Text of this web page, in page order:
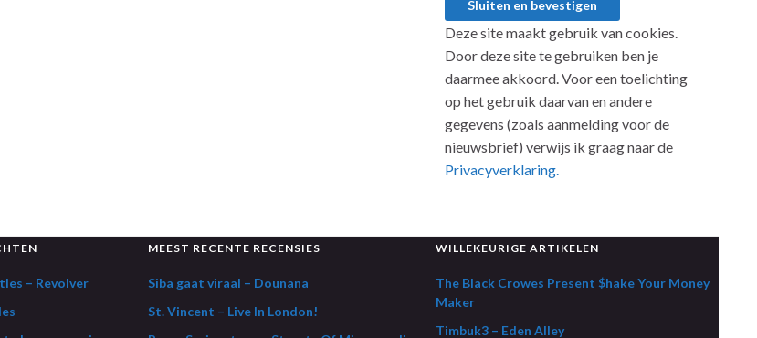
Deze site maakt gebruik van cookies.
Door deze site te gebruiken ben je
daarmee akkoord. Voor een toelichting
op het gebruik daarvan en andere
gegevens (zoals aanmelding voor de
nieuwsbrief) verwijs ik graag naar de
Privacyverklaring.
– Revolver
MEEST RECENTE RECENSIES
Siba gaat viraal – Dounana
St. Vincent – Live In London!
WILLEKEURIGE ARTIKELEN
The Black Crowes Present $hake Your Money
Maker
Timbuk3 – Eden Alley